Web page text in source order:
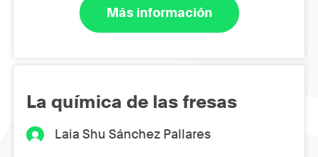
Más información
La química de las fresas
Laia Shu Sánchez Pallares